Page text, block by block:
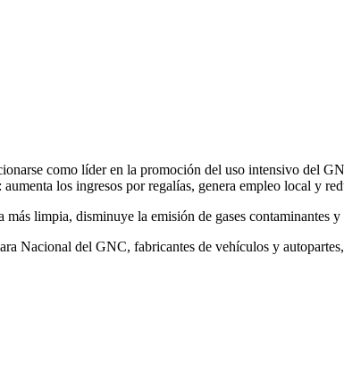
como líder en la promoción del uso intensivo del
los ingresos por regalías, genera empleo local y
limpia, disminuye la emisión de gases contaminantes
Nacional del GNC, fabricantes de vehículos y